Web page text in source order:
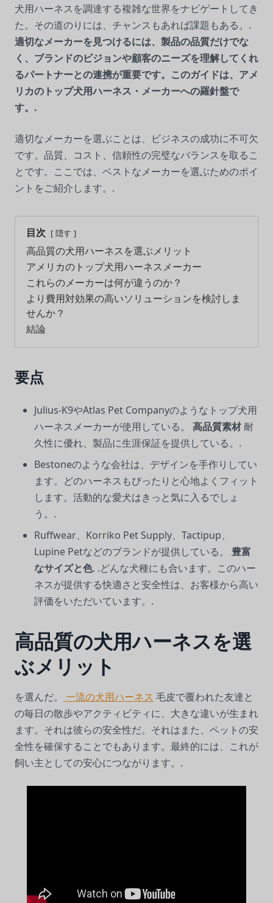
犬用ハーネスを調達する複雑な世界をナビゲートしてき
た。その道のりには、チャンスもあれば課題もある。.
適切なメーカーを見つけるには、製品の品質だけでな
く、ブランドのビジョンや顧客のニーズを理解してくれ
るパートナーとの連携が重要です。このガイドは、アメ
リカのトップ犬用ハーネス・メーカーへの羅針盤で
す。.
適切なメーカーを選ぶことは、ビジネスの成功に不可欠
です。品質、コスト、信頼性の完璧なバランスを取るこ
とです。ここでは、ベストなメーカーを選ぶためのポイ
ントをご紹介します。.
目次 隠す
高品質の犬用ハーネスを選ぶメリット
アメリカのトップ犬用ハーネスメーカー
これらのメーカーは何が違うのか？
より費用対効果の高いソリューションを検討しま
せんか？
結論
要点
Julius-K9やAtlas Pet Companyのようなトップ犬用
ハーネスメーカーが使用している。 高品質素材 耐
久性に優れ、製品に生涯保証を提供している。.
Bestoneのような会社は、デザインを手作りしてい
ます。どのハーネスもぴったりと心地よくフィット
します。活動的な愛犬はきっと気に入るでしょ
う。.
Ruffwear、Korriko Pet Supply、Tactipup、
Lupine Petなどのブランドが提供している。 豊富
なサイズと色. .どんな犬種にも合います。このハー
ネスが提供する快適さと安全性は、お客様から高い
評価をいただいています。.
高品質の犬用ハーネスを選
ぶメリット
を選んだ。 一流の犬用ハーネス 毛皮で覆われた友達と
の毎日の散歩やアクティビティに、大きな違いが生まれ
ます。それは彼らの安全性だ。それはまた、ペットの安
全性を確保することでもあります。最終的には、これが
飼い主としての安心につながります。.